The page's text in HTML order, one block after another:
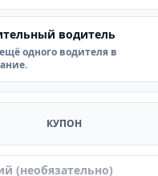
водитель
одного водителя в
КУПОН